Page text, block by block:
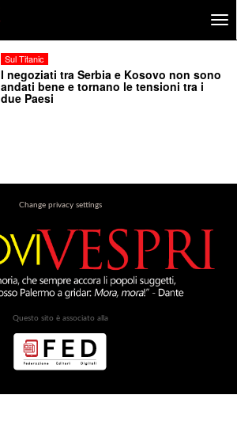
Sul Titanic
I negoziati tra Serbia e Kosovo non sono
andati bene e tornano le tensioni tra i
due Paesi
Change privacy settings
Questo sito è associato alla